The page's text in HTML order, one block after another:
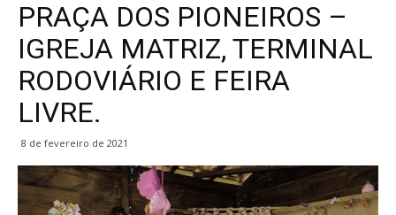
PRAÇA DOS PIONEIROS –
IGREJA MATRIZ, TERMINAL
RODOVIÁRIO E FEIRA
LIVRE.
8 de fevereiro de 2021